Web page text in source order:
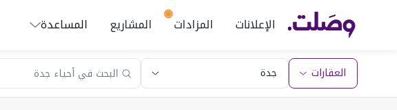
الإعلانات المزادات المشاريع المساعدة
العقارات